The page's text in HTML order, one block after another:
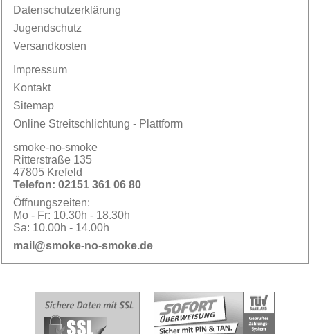
Datenschutzerklärung
Jugendschutz
Versandkosten
Impressum
Kontakt
Sitemap
Online Streitschlichtung - Plattform
smoke-no-smoke
Ritterstraße 135
47805 Krefeld
Telefon:02151 361 06 80
Öffnungszeiten:
Mo - Fr: 10.30h - 18.30h
Sa: 10.00h - 14.00h
mail@smoke-no-smoke.de